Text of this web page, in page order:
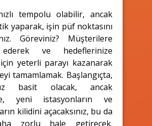
tempolu olabilir, ancak
yaparak, işin püf noktasını
Göreviniz? Müşterilere
ve hedeflerinize
yeterli parayı kazanarak
tamamlamak. Başlangıçta,
basit olacak, ancak
yeni istasyonların ve
kilidini açacaksınız, bu da
zorlu hale getirecek.